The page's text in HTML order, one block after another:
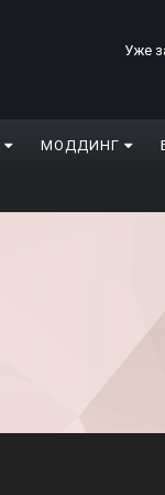
Уже
МОДДИНГ